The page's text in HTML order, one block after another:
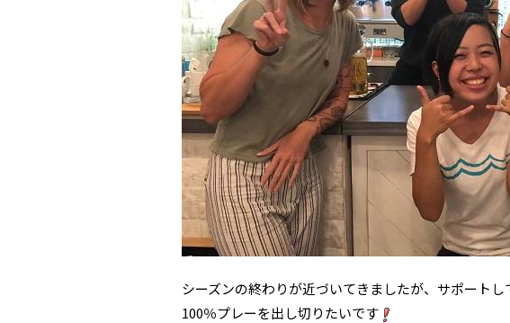
シーズンの終わりが近づいてきましたが、サポート
100％プレーを出し切りたいです